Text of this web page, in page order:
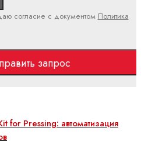
согласие с документом Политика
запрос
for Pressing: автоматизация